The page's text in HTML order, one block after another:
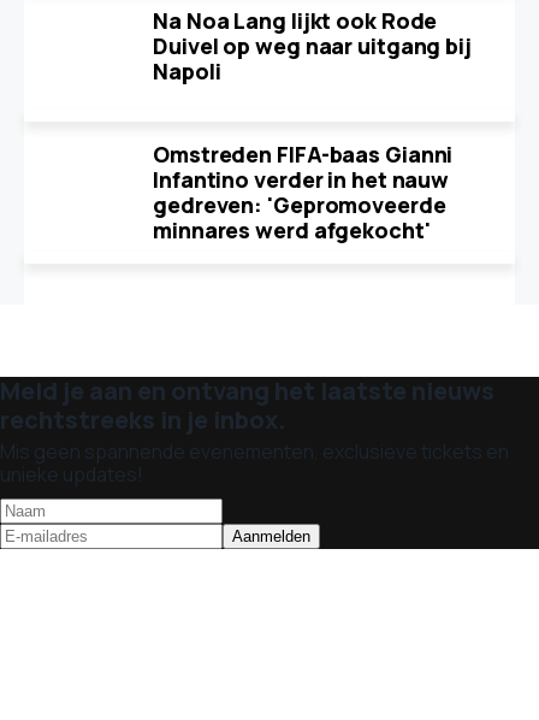
Na Noa Lang lijkt ook Rode
Duivel op weg naar uitgang bij
Napoli
Omstreden FIFA-baas Gianni
Infantino verder in het nauw
gedreven: 'Gepromoveerde
minnares werd afgekocht'
Meld je aan en ontvang het laatste nieuws
rechtstreeks in je inbox.
Mis geen spannende evenementen, exclusieve tickets en
unieke updates!